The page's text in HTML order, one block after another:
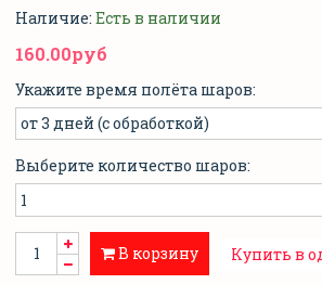
Наличие: Есть в наличии
160.00руб
Укажите время полёта шаров:
Выберите количество шаров:
В корзину Купить в